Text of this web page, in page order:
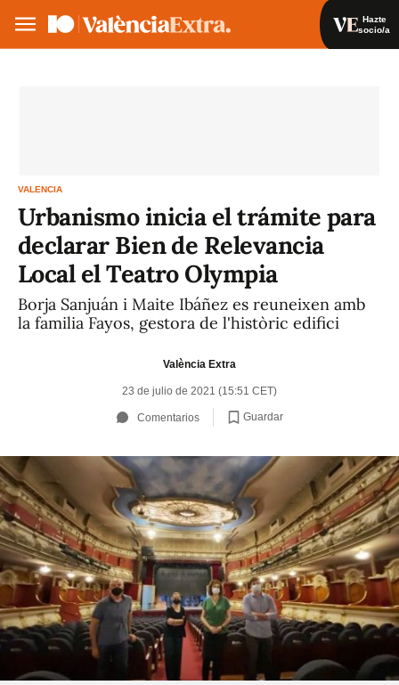
Hazte
socio/a
VALENCIA
Urbanismo inicia el trámite para
declarar Bien de Relevancia
Local el Teatro Olympia
Borja Sanjuán i Maite Ibáñez es reuneixen amb
la familia Fayos, gestora de l'històric edifici
València Extra
23 de julio de 2021 (15:51 CET)
Comentarios Guardar